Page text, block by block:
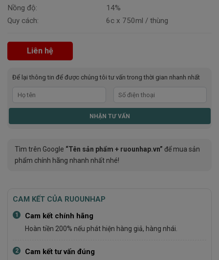
Nồng độ:
Quy cách:
14%
6c x 750ml / thùng
Liên hệ
Để lại thông tin để được chúng tôi tư vấn trong thời gian nhanh nhất
Tìm trên Google “Tên sản phẩm + ruounhap.vn” để mua sản
phẩm chính hãng nhanh nhất nhé!
CAM KẾT CỦA RUOUNHAP
1 Cam kết chính hãng
Hoàn tiền 200% nếu phát hiện hàng giả, hàng nhái.
2 Cam kết tư vấn đúng